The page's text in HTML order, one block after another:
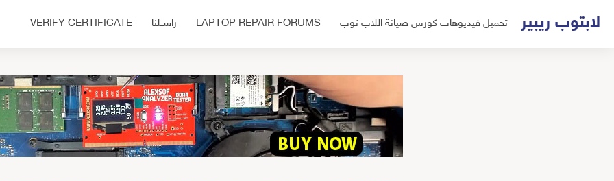
لابتوب ريبير تحميل فيديوهات كورس صيانة اللاب توب LAPTOP REPAIR FORUMS راســلنا VERIFY CERTIFICATE